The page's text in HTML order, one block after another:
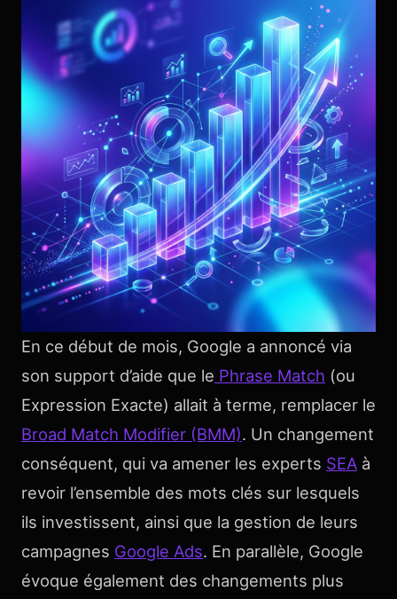
En ce début de mois, Google a annoncé via
son support d’aide que le Phrase Match (ou
Expression Exacte) allait à terme, remplacer le
Broad Match Modifier (BMM). Un changement
conséquent, qui va amener les experts SEA à
revoir l’ensemble des mots clés sur lesquels
ils investissent, ainsi que la gestion de leurs
campagnes Google Ads. En parallèle, Google
évoque également des changements plus